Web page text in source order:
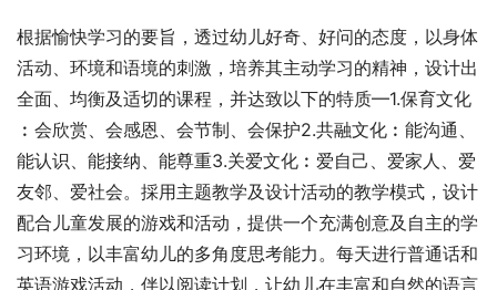
根据愉快学习的要旨，透过幼儿好奇、好问的态度，以身体
活动、环境和语境的刺激，培养其主动学习的精神，设计出
全面、均衡及适切的课程，并达致以下的特质—1.保育文化
︰会欣赏、会感恩、会节制、会保护2.共融文化︰能沟通、
能认识、能接纳、能尊重3.关爱文化︰爱自己、爱家人、爱
友邻、爱社会。採用主题教学及设计活动的教学模式，设计
配合儿童发展的游戏和活动，提供一个充满创意及自主的学
习环境，以丰富幼儿的多角度思考能力。每天进行普通话和
英语游戏活动，伴以阅读计划，让幼儿在丰富和自然的语言